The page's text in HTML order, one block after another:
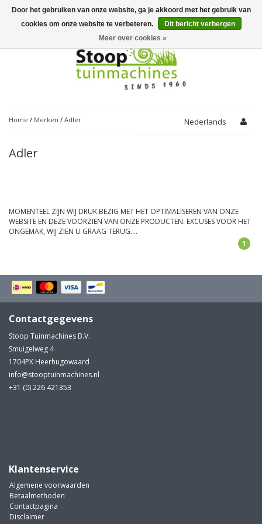
Toggle
navigation
Home / Merken / Adler Nederlands
Adler
MOMENTEEL ZIJN WIJ DRUK BEZIG MET HET OPTIMALISEREN VAN ONZE
WEBSITE EN DEZE VOORZIEN VAN ONZE PRODUCTEN. EXCUSES VOOR HET
ONGEMAK, WIJ ZIEN U GRAAG TERUG....
1
Contactgegevens
Stoop Tuinmachines B.V.
Smuigelweg 4
1704PX Heerhugowaard
info@stooptuinmachines.nl
+31 (0) 226 421353
Klantenservice
Algemene voorwaarden
Betaalmethoden
Contactpagina
Disclaimer
Door het gebruiken van onze website, ga je akkoord met het gebruik van
cookies om onze website te verbeteren.
Dit bericht verbergen
Meer over cookies »